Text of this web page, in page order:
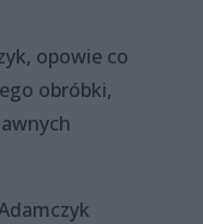
opowie co
obróbki,